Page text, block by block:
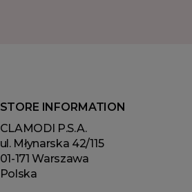
STORE INFORMATION
CLAMODI P.S.A.
ul. Młynarska 42/115
01-171 Warszawa
Polska